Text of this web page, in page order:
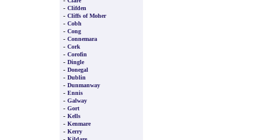
- Clifden
- Cliffs of Moher
- Cobh
- Cong
- Connemara
- Cork
- Corofin
- Dingle
- Donegal
- Dublin
- Dunmanway
- Ennis
- Galway
- Gort
- Kells
- Kenmare
- Kerry